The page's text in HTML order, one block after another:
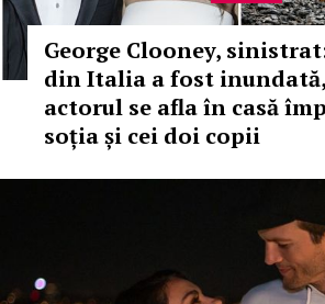
George Clooney,
din Italia a fost
actorul se afla în casă
soția și cei doi copii